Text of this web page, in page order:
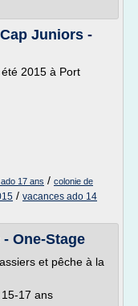
Juniors -
2015 à Port
17 ans / colonie de
/ vacances ado 14
One-Stage
et pêche à la
17 ans